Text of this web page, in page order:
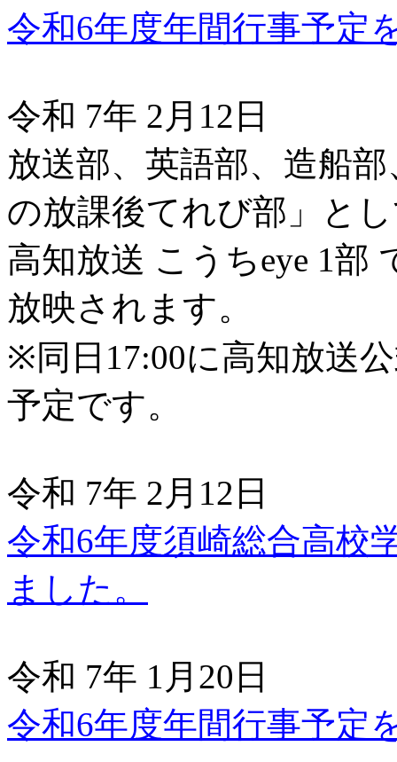
令和6年度年間行事予定
令和 7年 2月12日
放送部、英語部、造船
の放課後てれび部」と
高知放送 こうちeye 1部
放映されます。
※同日17:00に高知放送
予定です。
令和 7年 2月12日
令和6年度須崎総合高校
ました。
令和 7年 1月20日
令和6年度年間行事予定